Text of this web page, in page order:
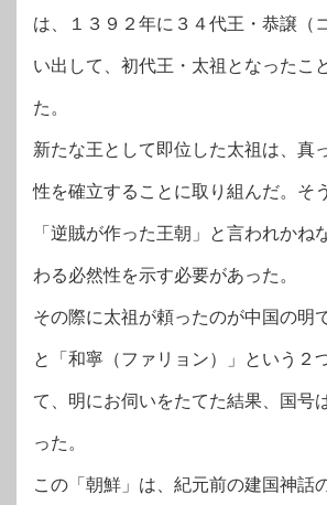
は、１３９２年に３４代王・恭譲（
い出して、初代王・太祖となったこ
た。
新たな王として即位した太祖は、真
性を確立することに取り組んだ。そ
「逆賊が作った王朝」と言われかね
わる必然性を示す必要があった。
その際に太祖が頼ったのが中国の明
と「和寧（ファリョン）」という２
て、明にお伺いをたてた結果、国号
った。
この「朝鮮」は、紀元前の建国神話